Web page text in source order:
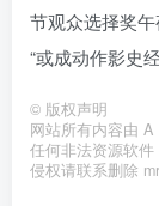
节观众选择奖
“或成动作影史经
© 版权声明
网站所有内容由
任何非法资源软
侵权请联系删除